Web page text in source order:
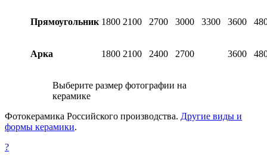
Прямоугольник 1800 2100 2700 3000 3300 3600
Арка 1800 2100 2400 2700 3600
Выберите размер фотографии на
керамике
Фотокерамика Российского производства. Другие виды и
формы керамики.
?